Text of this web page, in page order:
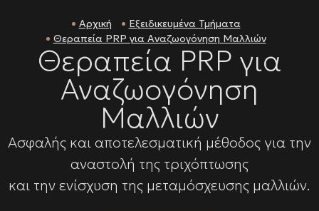
Αρχική
Εξειδικευμένα Τμήματα
Θεραπεία PRP για Αναζωογόνηση Μαλλιών
Θεραπεία PRP για
Αναζωογόνηση
Μαλλιών
Ασφαλής και αποτελεσματική μέθοδος για την
αναστολή της τριχόπτωσης
και την ενίσχυση της μεταμόσχευσης μαλλιών.